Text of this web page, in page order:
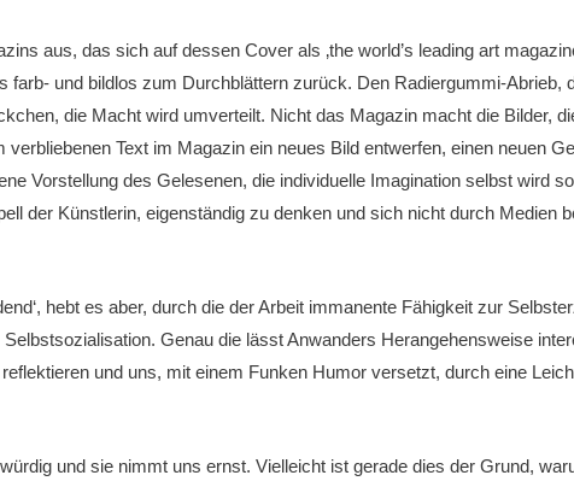
aus, das sich auf dessen Cover als ‚the world’s leading art
und bildlos zum Durchblättern zurück. Den Radiergummi-Abrieb,
die Macht wird umverteilt. Nicht das Magazin macht die Bilder,
Text im Magazin ein neues Bild entwerfen, einen neuen
Vorstellung des Gelesenen, die individuelle Imagination selbst wird
der Künstlerin, eigenständig zu denken und sich nicht durch Medien
hebt es aber, durch die der Arbeit immanente Fähigkeit zur
Genau die lässt Anwanders Herangehensweise
und uns, mit einem Funken Humor versetzt, durch eine
und sie nimmt uns ernst. Vielleicht ist gerade dies der Grund,